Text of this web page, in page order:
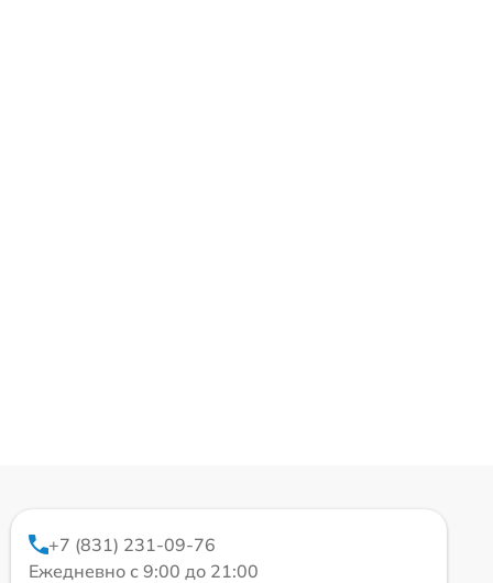
+7 (831) 231-09-76
Ежедневно с 9:00 до 21:00